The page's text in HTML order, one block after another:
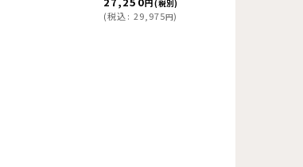
(税別)
(税込: 29,975円)